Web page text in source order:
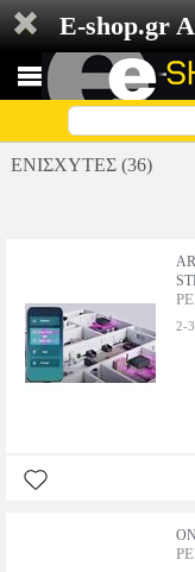
E-shop.gr
ΕΝΙΣΧΥΤΕΣ (36)
2-3